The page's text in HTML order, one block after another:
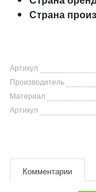
Страна
Артикул
Производитель
Материал
Артикул
Комментарии